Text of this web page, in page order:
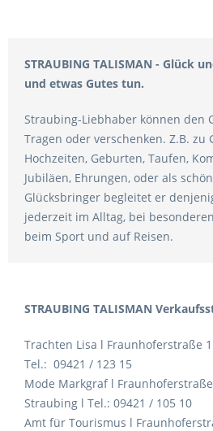
STRAUBING TALISMAN - Glück
und etwas Gutes tun.
Straubing-Liebhaber können den
Tragen oder verschenken. Z.B. zu
Hochzeiten, Geburten, Taufen,
Jubiläen, Ehrungen, oder als
Glücksbringer begleitet er
jederzeit im Alltag, bei
beim Sport und auf Reisen.
STRAUBING TALISMAN
Trachten Lisa l Fraunhoferstraße
Tel.: 09421 / 123 15
Mode Markgraf l
Straubing l Tel.: 09421 / 105 10
Amt für Tourismus l